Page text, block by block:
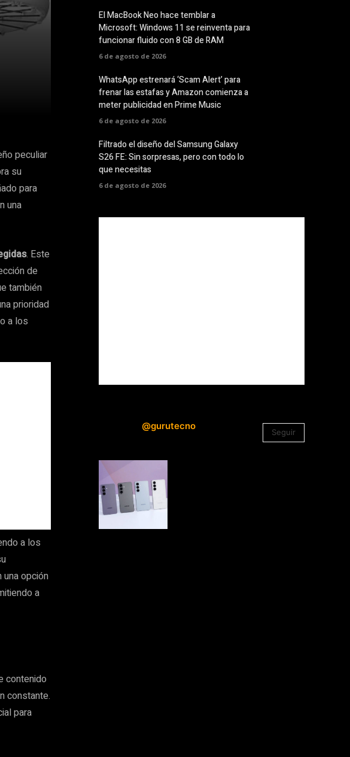
peculiar
su
para
una
. Este
de
también
prioridad
a los
a los
opción
a
contenido
constante.
para
El MacBook Neo hace temblar a
Microsoft: Windows 11 se reinventa para
funcionar fluido con 8 GB de RAM
6 de agosto de 2026
WhatsApp estrenará ‘Scam Alert’ para
frenar las estafas y Amazon comienza a
meter publicidad en Prime Music
6 de agosto de 2026
Filtrado el diseño del Samsung Galaxy
S26 FE: Sin sorpresas, pero con todo lo
que necesitas
6 de agosto de 2026
@gurutecno
Seguir